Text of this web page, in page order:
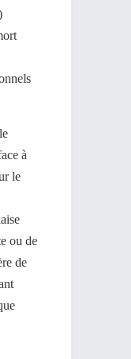
à
le
ou de
de